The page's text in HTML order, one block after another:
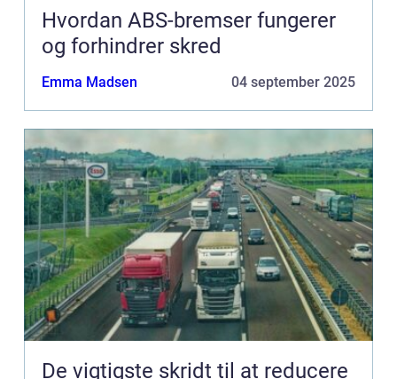
Hvordan ABS-bremser fungerer
og forhindrer skred
Emma Madsen 04 september 2025
De vigtigste skridt til at reducere